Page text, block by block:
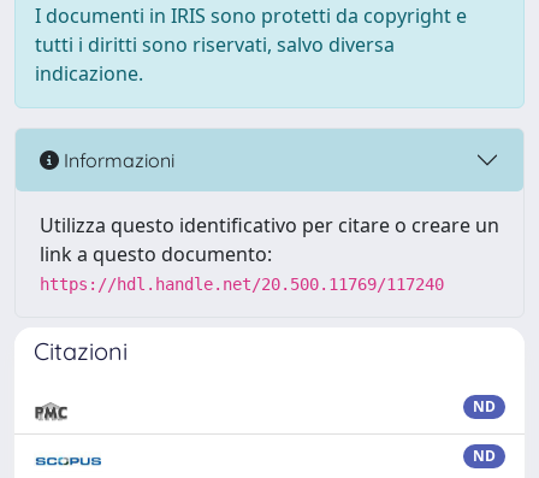
I documenti in IRIS sono protetti da copyright e
tutti i diritti sono riservati, salvo diversa
indicazione.
Informazioni
Utilizza questo identificativo per citare o creare un
link a questo documento:
https://hdl.handle.net/20.500.11769/117240
Citazioni
ND
ND